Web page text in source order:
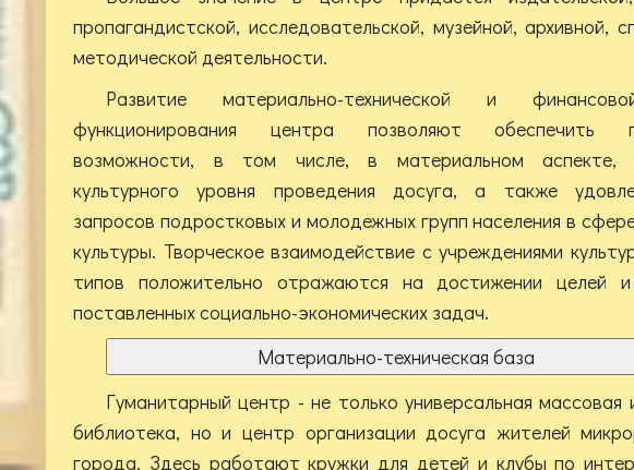
пропагандистской, исследовательской, музейной, архивной,
методической деятельности.
Развитие материально-технической и
функционирования центра позволяют обеспечить
возможности, в том числе, в материальном аспекте,
культурного уровня проведения досуга, а также
запросов подростковых и молодежных групп населения в
культуры. Творческое взаимодействие с учреждениями
типов положительно отражаются на достижении целей
поставленных социально-экономических задач.
Материально-техническая база
Гуманитарный центр - не только универсальная массовая
библиотека, но и центр организации досуга жителей
города. Здесь работают кружки для детей и клубы по